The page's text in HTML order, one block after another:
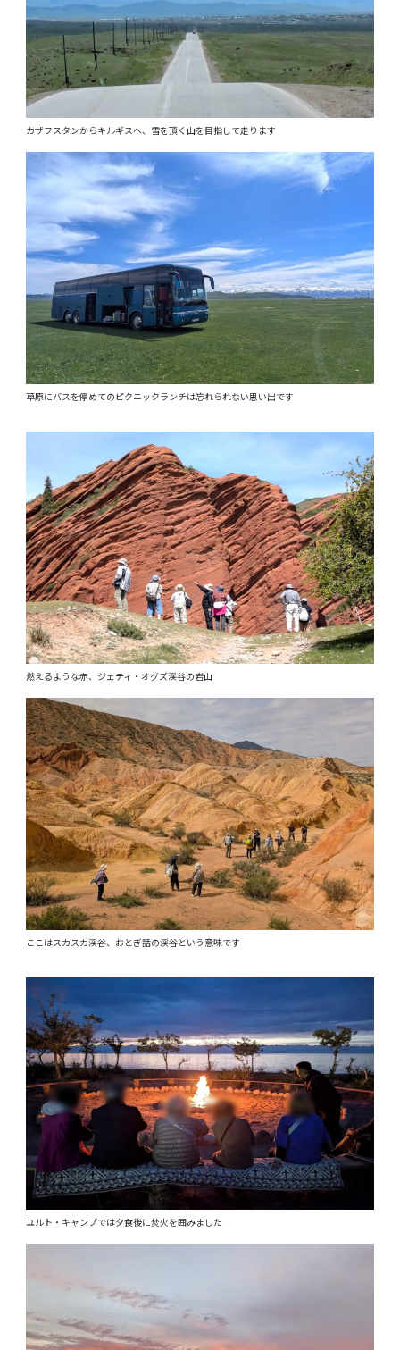
カザフスタンからキルギスへ、雪を頂く山を目指して走ります
草原にバスを停めてのピクニックランチは忘れられない思い出です
燃えるような赤、ジェティ・オグズ渓谷の岩山
ここはスカスカ渓谷、おとぎ話の渓谷という意味です
ユルト・キャンプでは夕食後に焚火を囲みました